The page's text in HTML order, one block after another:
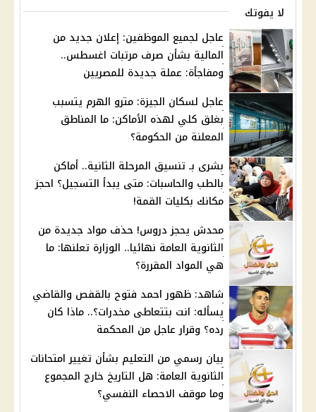
لا يفوتك
عاجل لجميع الموظفين: إعلان جديد من
المالية بشأن صرف مرتبات اغسطس..
ومفاجأة: عملة جديدة للمصريين
عاجل لسكان الجيزة: مترو الهرم يتسبب
بغلق كلي لهذه الأماكن: ما المناطق
المعلنة من الحكومة؟
بشرى بـ تنسيق المرحلة الثانية.. أماكن
بالطب والحاسبات: متى يبدأ التسجيل؟ احجز
مكانك بكليات القمة!
محدش يحجز دروس! حذف مواد جديدة من
الثانوية العامة نهائيا.. الوزارة تعلنها: ما
هي المواد المقررة؟
شاهد: ظهور احمد فتوح بالقفص والقاضي
يسأله: انت بتتعاطى مخدرات؟.. ماذا كان
رده؟ وقرار عاجل من المحكمة
بيان رسمي من التعليم بشأن تغيير امتحانات
الثانوية العامة: هل التاريخ خارج المجموع
وما موقف الاحصاء النفسي؟